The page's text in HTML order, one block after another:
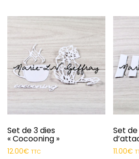
Set de 3 dies
« Cocooning »
12.00€ TTC
Set
11.00€